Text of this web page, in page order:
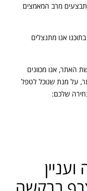
מרב המאמצים
אנו מתנצלים
האתר, אנו מכוונים
על מנת שנוכל לטפל
שלכם: